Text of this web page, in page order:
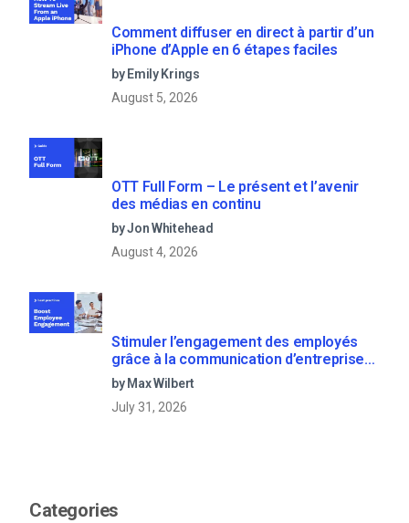
Comment diffuser en direct à partir d’un
iPhone d’Apple en 6 étapes faciles
by Emily Krings
August 5, 2026
OTT Full Form – Le présent et l’avenir
des médias en continu
by Jon Whitehead
August 4, 2026
Stimuler l’engagement des employés
grâce à la communication d’entreprise
en direct
by Max Wilbert
July 31, 2026
Categories